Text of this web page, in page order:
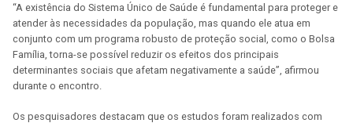
“A existência do Sistema Único de Saúde é fundamental para proteger e
atender às necessidades da população, mas quando ele atua em
conjunto com um programa robusto de proteção social, como o Bolsa
Família, torna-se possível reduzir os efeitos dos principais
determinantes sociais que afetam negativamente a saúde”, afirmou
durante o encontro.
Os pesquisadores destacam que os estudos foram realizados com